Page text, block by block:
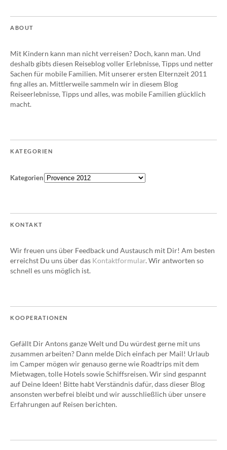
ABOUT
Mit Kindern kann man nicht verreisen? Doch, kann man. Und
deshalb gibts diesen Reiseblog voller Erlebnisse, Tipps und netter
Sachen für mobile Familien. Mit unserer ersten Elternzeit 2011
fing alles an. Mittlerweile sammeln wir in diesem Blog
Reiseerlebnisse, Tipps und alles, was mobile Familien glücklich
macht.
KATEGORIEN
Kategorien
KONTAKT
Wir freuen uns über Feedback und Austausch mit Dir! Am besten
erreichst Du uns über das Kontaktformular. Wir antworten so
schnell es uns möglich ist.
KOOPERATIONEN
Gefällt Dir Antons ganze Welt und Du würdest gerne mit uns
zusammen arbeiten? Dann melde Dich einfach per Mail! Urlaub
im Camper mögen wir genauso gerne wie Roadtrips mit dem
Mietwagen, tolle Hotels sowie Schiffsreisen. Wir sind gespannt
auf Deine Ideen! Bitte habt Verständnis dafür, dass dieser Blog
ansonsten werbefrei bleibt und wir ausschließlich über unsere
Erfahrungen auf Reisen berichten.